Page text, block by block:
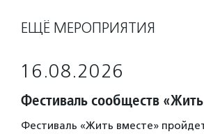
ЕЩЁ МЕРОПРИЯТИЯ
16.08.2026
Фестиваль сообществ
Фестиваль «Жить вместе»